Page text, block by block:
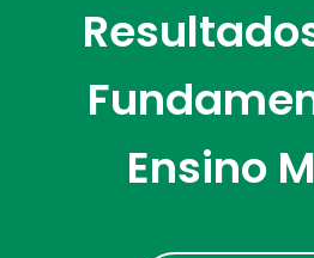
Ensino